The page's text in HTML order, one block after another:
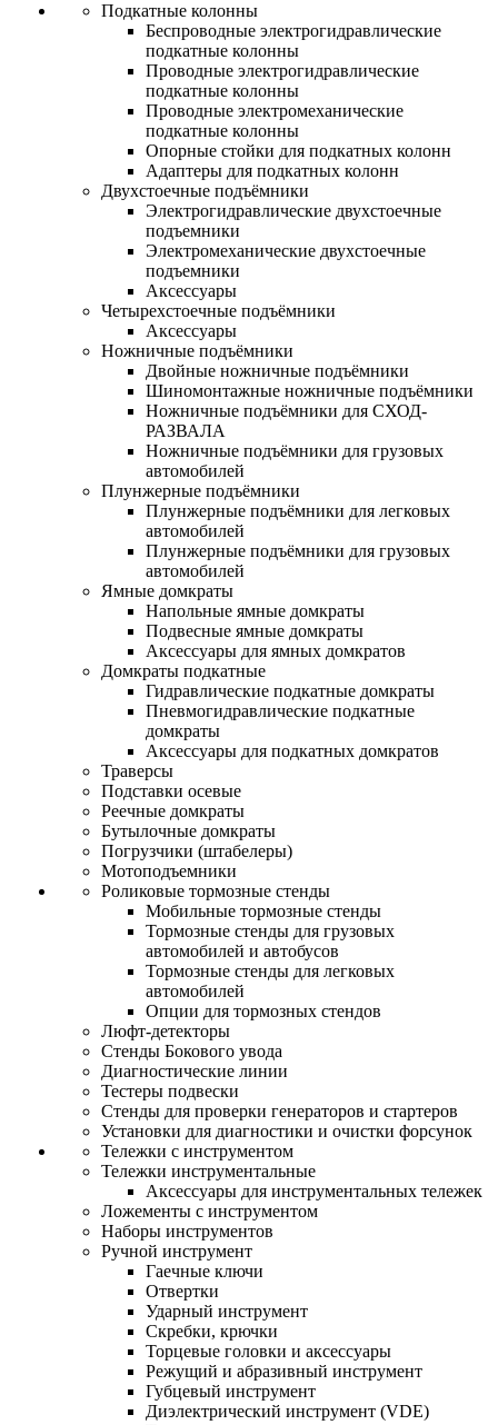
Подкатные колонны
Беспроводные электрогидравлические
подкатные колонны
Проводные электрогидравлические
подкатные колонны
Проводные электромеханические
подкатные колонны
Опорные стойки для подкатных колонн
Адаптеры для подкатных колонн
Двухстоечные подъёмники
Электрогидравлические двухстоечные
подъемники
Электромеханические двухстоечные
подъемники
Аксессуары
Четырехстоечные подъёмники
Аксессуары
Ножничные подъёмники
Двойные ножничные подъёмники
Шиномонтажные ножничные подъёмники
Ножничные подъёмники для СХОД-
РАЗВАЛА
Ножничные подъёмники для грузовых
автомобилей
Плунжерные подъёмники
Плунжерные подъёмники для легковых
автомобилей
Плунжерные подъёмники для грузовых
автомобилей
Ямные домкраты
Напольные ямные домкраты
Подвесные ямные домкраты
Аксессуары для ямных домкратов
Домкраты подкатные
Гидравлические подкатные домкраты
Пневмогидравлические подкатные
домкраты
Аксессуары для подкатных домкратов
Траверсы
Подставки осевые
Реечные домкраты
Бутылочные домкраты
Погрузчики (штабелеры)
Мотоподъемники
Роликовые тормозные стенды
Мобильные тормозные стенды
Тормозные стенды для грузовых
автомобилей и автобусов
Тормозные стенды для легковых
автомобилей
Опции для тормозных стендов
Люфт-детекторы
Стенды Бокового увода
Диагностические линии
Тестеры подвески
Стенды для проверки генераторов и стартеров
Установки для диагностики и очистки форсунок
Тележки с инструментом
Тележки инструментальные
Аксессуары для инструментальных тележек
Ложементы с инструментом
Наборы инструментов
Ручной инструмент
Гаечные ключи
Отвертки
Ударный инструмент
Скребки, крючки
Торцевые головки и аксессуары
Режущий и абразивный инструмент
Губцевый инструмент
Диэлектрический инструмент (VDE)